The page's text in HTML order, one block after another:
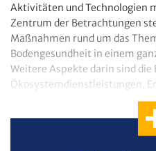
Aktivitäten und Technologien
Zentrum der Betrachtungen
Maßnahmen rund um das
Bodengesundheit in einem
Weitere Aspekte darin sind die
Ökosystemdienstleistungen,
Wasserqualität und das